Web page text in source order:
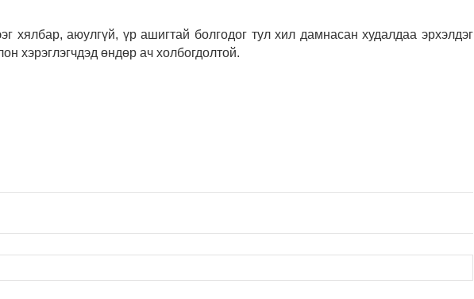
хялбар, аюулгүй, үр ашигтай болгодог тул хил дамнасан худалдаа эрхэлдэг
хэрэглэгчдэд өндөр ач холбогдолтой.